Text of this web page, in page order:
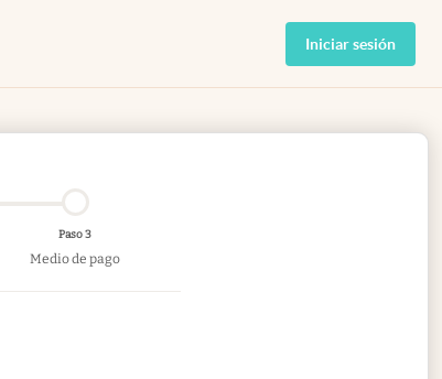
Iniciar sesión
Paso 3
Medio de pago